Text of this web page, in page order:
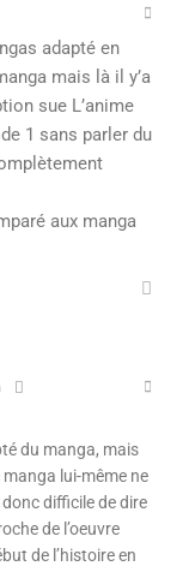
adapté en
mais là il y’a
sue L’anime
1 sans parler du
aux manga
du manga, mais
manga lui-même ne
difficile de dire
de l’oeuvre
de l’histoire en